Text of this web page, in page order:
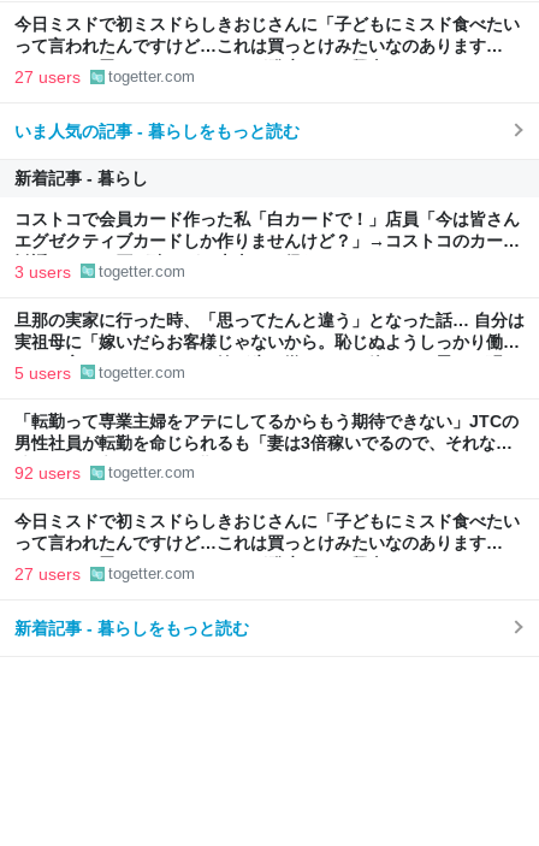
今日ミスドで初ミスドらしきおじさんに「子どもにミスド食べたい
って言われたんですけど…これは買っとけみたいなのあります
か…？」と尋ねられるイベントが発生して、興奮した
27 users togetter.com
いま人気の記事 - 暮らしをもっと読む
新着記事 - 暮らし
コストコで会員カード作った私「白カードで！」店員「今は皆さん
エグゼクティブカードしか作りませんけど？」→コストコのカード
勧誘はやたら圧が強いが、本当にお得なの？
3 users togetter.com
旦那の実家に行った時、「思ってたんと違う」となった話… 自分は
実祖母に「嫁いだらお客様じゃないから。恥じぬようしっかり働
け」と言われていたので、嫁ぎ先で嫌われたら終わりと思い、張り
5 users togetter.com
「転勤って専業主婦をアテにしてるからもう期待できない」JTCの
男性社員が転勤を命じられるも「妻は3倍稼いでるので、それなら
辞める」と言ったら、転勤がなくなった
92 users togetter.com
今日ミスドで初ミスドらしきおじさんに「子どもにミスド食べたい
って言われたんですけど…これは買っとけみたいなのあります
か…？」と尋ねられるイベントが発生して、興奮した
27 users togetter.com
新着記事 - 暮らしをもっと読む